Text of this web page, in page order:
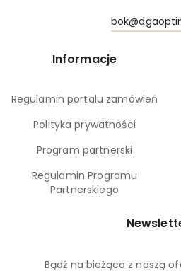
Informacje
Regulamin portalu zamówień
Polityka prywatności
Program partnerski
Regulamin Programu
Partnerskiego
Bądź na bieżąco z naszą